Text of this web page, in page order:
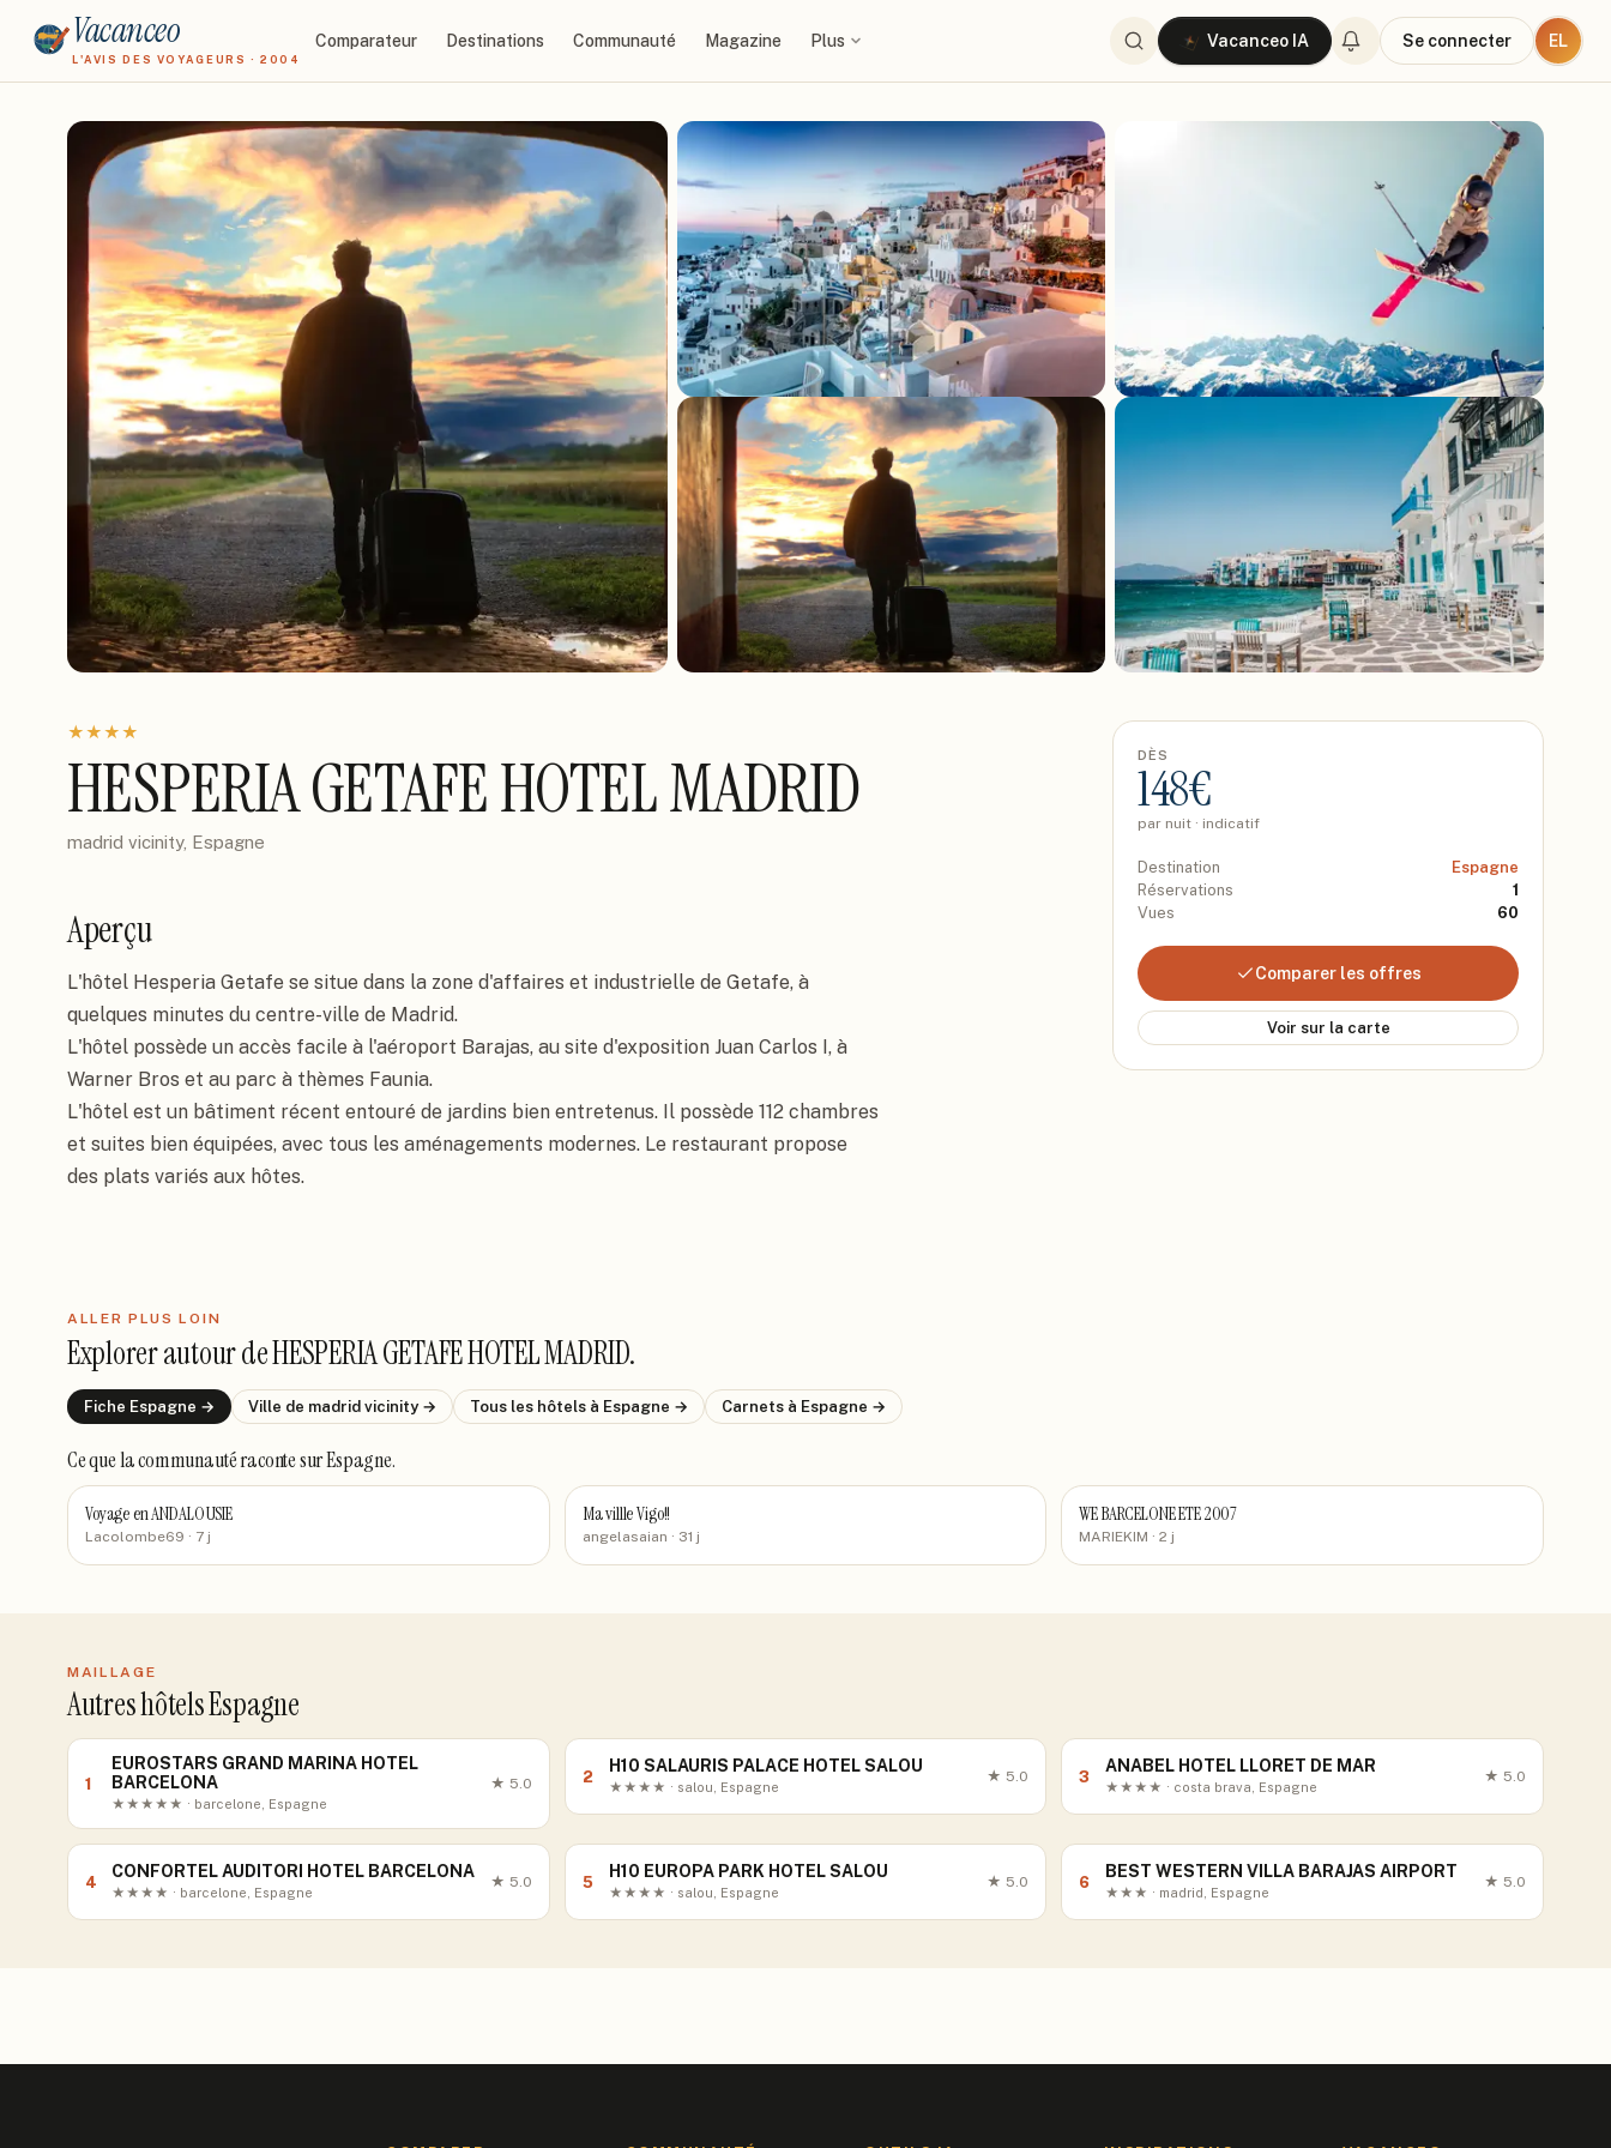
Vacanceo
L'AVIS DES VOYAGEURS · 2004
Comparateur Destinations Communauté Magazine Plus Vacanceo IA Se connecter EL
★★★★
HESPERIA GETAFE HOTEL MADRID
madrid vicinity, Espagne
Aperçu
L'hôtel Hesperia Getafe se situe dans la zone d'affaires et industrielle de Getafe, à
quelques minutes du centre-ville de Madrid.
L'hôtel possède un accès facile à l'aéroport Barajas, au site d'exposition Juan Carlos I, à
Warner Bros et au parc à thèmes Faunia.
L'hôtel est un bâtiment récent entouré de jardins bien entretenus. Il possède 112 chambres
et suites bien équipées, avec tous les aménagements modernes. Le restaurant propose
des plats variés aux hôtes.
DÈS
148€
par nuit · indicatif
Destination
Espagne
Réservations
1
Vues
60
Comparer les offres
Voir sur la carte
ALLER PLUS LOIN
Explorer autour deHESPERIA GETAFE HOTEL MADRID.
Fiche Espagne → Ville de madrid vicinity→ Tous les hôtels à Espagne → Carnets à Espagne →
Ce que la communauté racontesur Espagne.
Voyage en ANDALOUSIE
Lacolombe69 · 7 j
Ma villle Vigo!!
angelasaian · 31 j
WE BARCELONE ETE 2007
MARIEKIM · 2 j
MAILLAGE
Autres hôtels Espagne
1
EUROSTARS GRAND MARINA HOTEL
BARCELONA
★★★★★ · barcelone, Espagne
★ 5.0 2
H10 SALAURIS PALACE HOTEL SALOU
★★★★ · salou, Espagne
★ 5.0 3
ANABEL HOTEL LLORET DE MAR
★★★★ · costa brava, Espagne
★ 5.0
4
CONFORTEL AUDITORI HOTEL BARCELONA
★★★★ · barcelone, Espagne
★ 5.0 5
H10 EUROPA PARK HOTEL SALOU
★★★★ · salou, Espagne
★ 5.0 6
BEST WESTERN VILLA BARAJAS AIRPORT
★★★ · madrid, Espagne
★ 5.0